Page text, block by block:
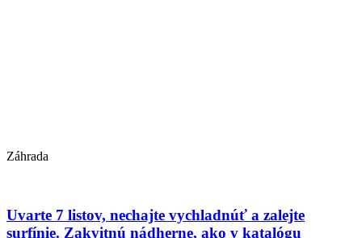
Záhrada
Uvarte 7 listov, nechajte vychladnúť a zalejte
surfínie. Zakvitnú nádherne, ako v katalógu